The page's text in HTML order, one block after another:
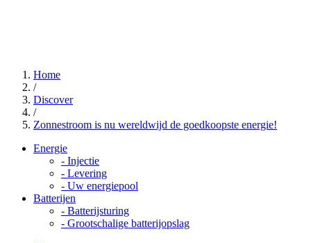
Home
/
Discover
/
Zonnestroom is nu wereldwijd de goedkoopste energie!
Energie
- Injectie
- Levering
- Uw energiepool
Batterijen
- Batterijsturing
- Grootschalige batterijopslag